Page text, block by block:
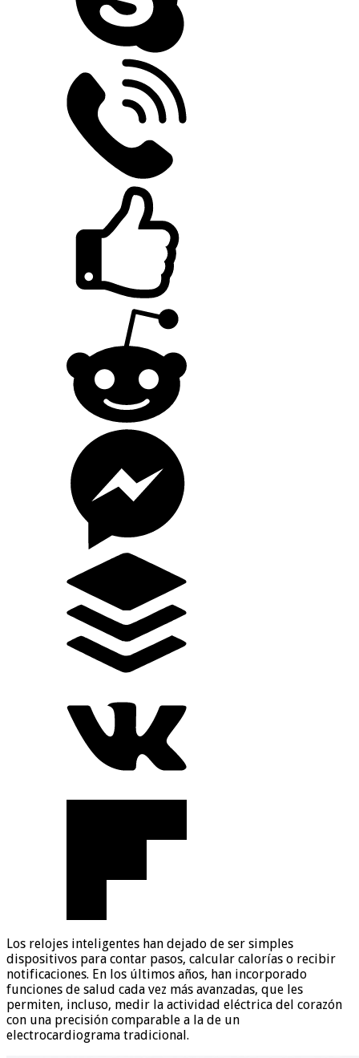
Los relojes inteligentes han dejado de ser simples
dispositivos para contar pasos, calcular calorías o recibir
notificaciones. En los últimos años, han incorporado
funciones de salud cada vez más avanzadas, que les
permiten, incluso, medir la actividad eléctrica del corazón
con una precisión comparable a la de un
electrocardiograma tradicional.